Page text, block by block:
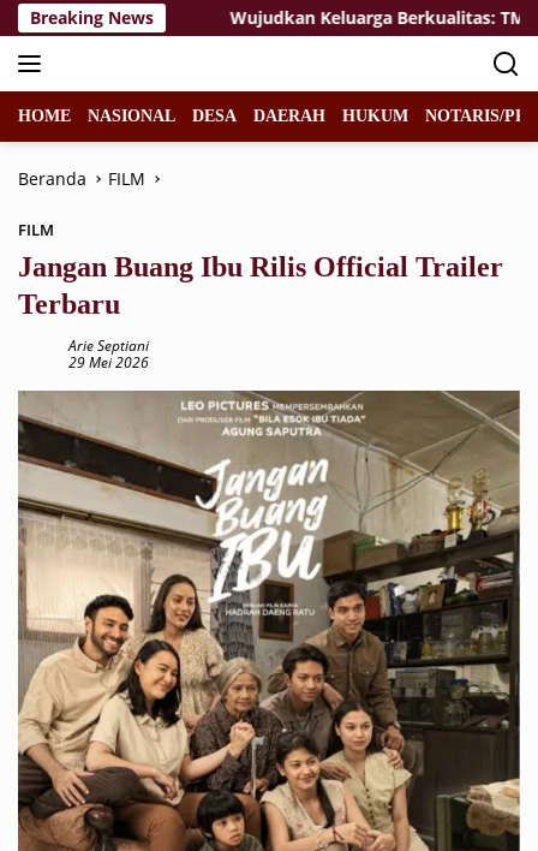
Langsung
ke
konten
Breaking News
Terwujud Wujudkan Keluarga Berkualitas: TMMD
HOME NASIONAL DESA DAERAH HUKUM NOTARIS/
Beranda FILM
FILM
Jangan Buang Ibu Rilis Official Trailer
Terbaru
Arie Septiani
29 Mei 2026